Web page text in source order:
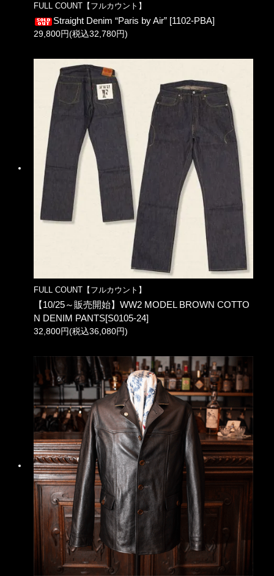
FULL COUNT【フルカウント】
Straight Denim “Paris by Air” [1102-PBA]
29,800円(税込32,780円)
FULL COUNT【フルカウント】
【10/25～販売開始】WW2 MODEL BROWN COTTO
N DENIM PANTS[S0105-24]
32,800円(税込36,080円)